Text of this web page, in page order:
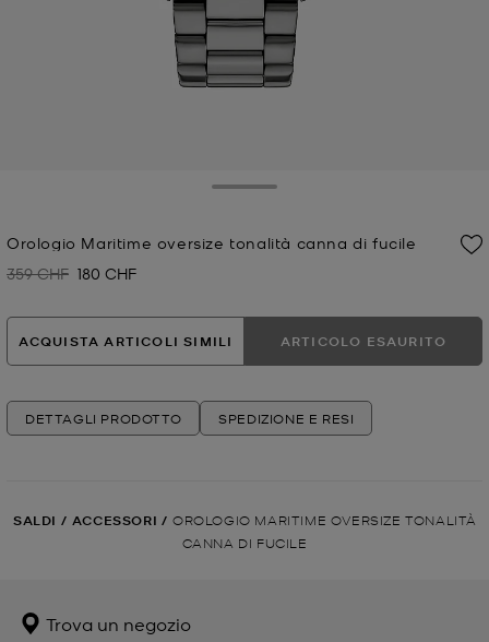
Orologio Maritime oversize tonalità canna di fucile
Prezzo iniziale
359 CHF Prezzo attuale
180 CHF
ACQUISTA ARTICOLI SIMILI ARTICOLO ESAURITO
DETTAGLI PRODOTTO SPEDIZIONE E RESI
SALDI / ACCESSORI / OROLOGIO MARITIME OVERSIZE TONALITÀ
CANNA DI FUCILE
Trova un negozio